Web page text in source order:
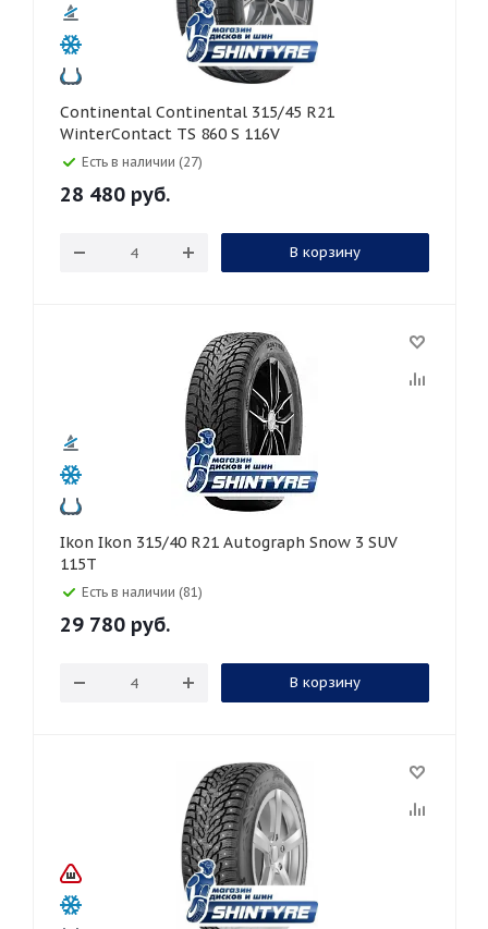
Continental Continental 315/45 R21
WinterContact TS 860 S 116V
Есть в наличии (27)
28 480 руб.
В корзину
Ikon Ikon 315/40 R21 Autograph Snow 3 SUV
115T
Есть в наличии (81)
29 780 руб.
В корзину